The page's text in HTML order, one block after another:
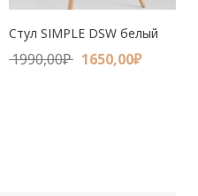
Стул SIMPLE DSW белый
1990,00₽ 1650,00₽